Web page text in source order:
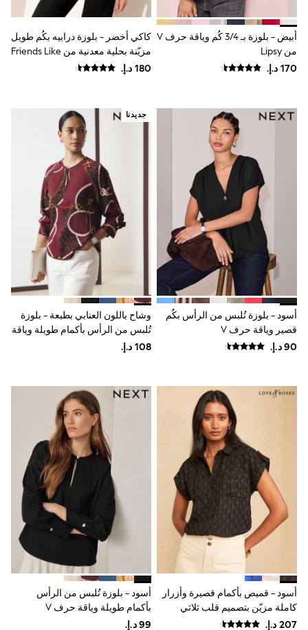
Mint Velvet
Monsoon
River Island
SCHOOWEAR
Shoes
Shirts
Polo Shirts
Sweatshirts & Jumpers
Coats & Jackets
Underwear
Socks
Multipacks
All Boys Sport & Swimwear
Trainers & Pumps
Swimwear
Shorts
Joggers
adidas
Nike
All Girls Schoolwear
Shoes
Dresses
Trousers
Polo Shirts
Sweatshirts
Cardigans
Coats & Jackets
Underwear
Socks & Tights
Multipacks
All Girls Sports & Swimwear
Trainers & Pumps
Swimwear
Tops
Leggings
Shorts
Joggers
adidas
Nike
Shop All
Shoes
Coats & Jackets
أبيض - بلوزة بـ 3/4 كُم وياقة حرف V
من Lipsy
كاكي أخضر - بلوزة درابيه بكُم طويل
مزيّنة بحلية معدنية من Friends Like
These
أسود - بلوزة تُلبس من الرأس بكُم
قصير وياقة حرف V
جديدنا
وشاح باللون العنابي بطبعة - بلوزة
تُلبس من الرأس بأكمام طويلة وياقة
حرف V
أسود - قميص بأكمام قصيرة وأزرار
كاملة مزيّن بتصميم قلب ثلاثي
الأبعاد من Love & Roses 3
أسود - بلوزة تُلبس من الرأس
بأكمام طويلة وياقة حرف V